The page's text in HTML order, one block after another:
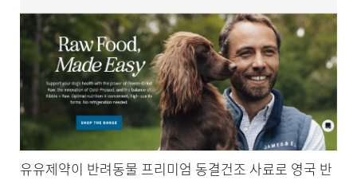
유유제약이 반려동물 프리미엄 동결건조 사료로 영국 반